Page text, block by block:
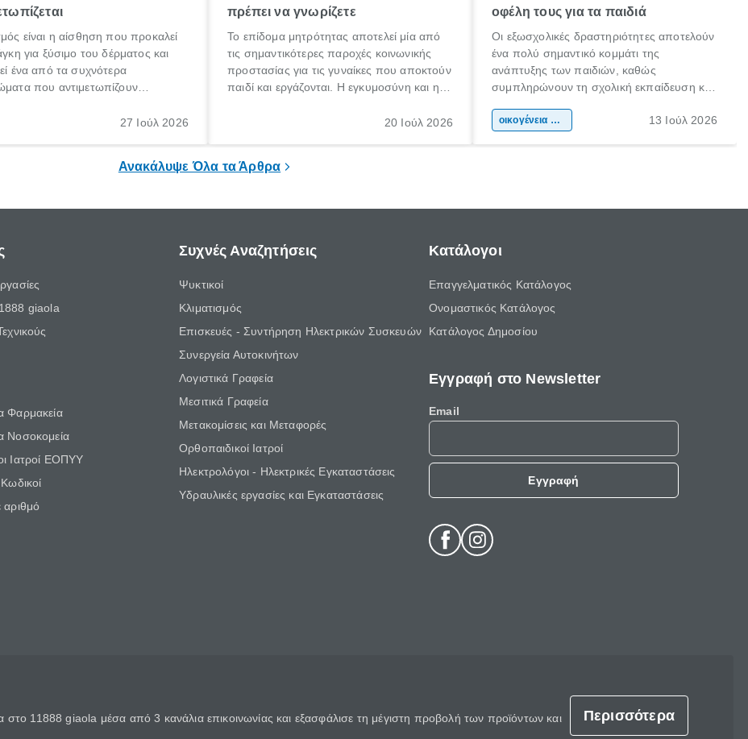
είναι η αίσθηση που προκαλεί
για ξύσιμο του δέρματος και
ένα από τα συχνότερα
που αντιμετωπίζουν
για το «κνησμός τι είναι»,
27 Ιούλ 2026
πρέπει να γνωρίζετε
Το επίδομα μητρότητας αποτελεί μία από
τις σημαντικότερες παροχές κοινωνικής
προστασίας για τις γυναίκες που αποκτούν
παιδί και εργάζονται. Η εγκυμοσύνη και η
σημαντική περίοδος στη ζωή κάθε20 Ιούλ 2026
οφέλη τους για τα παιδιά
Οι εξωσχολικές δραστηριότητες αποτελούν
ένα πολύ σημαντικό κομμάτι της
ανάπτυξης των παιδιών, καθώς
συμπληρώνουν τη σχολική εκπαίδευση και
της προσωπικότητας, της κοινωνικότητας
οικογένεια & παιδί 13 Ιούλ 2026
Ανακάλυψε Όλα τα Άρθρα
giaola
Φαρμακεία
Νοσοκομεία
Ιατροί ΕΟΠΥΥ
Συχνές Αναζητήσεις
Ψυκτικοί
Κλιματισμός
Επισκευές - Συντήρηση Ηλεκτρικών Συσκευών
Συνεργεία Αυτοκινήτων
Λογιστικά Γραφεία
Μεσιτικά Γραφεία
Μετακομίσεις και Μεταφορές
Ορθοπαιδικοί Ιατροί
Ηλεκτρολόγοι - Ηλεκτρικές Εγκαταστάσεις
Υδραυλικές εργασίες και Εγκαταστάσεις
Κατάλογοι
Επαγγελματικός Κατάλογος
Ονομαστικός Κατάλογος
Κατάλογος Δημοσίου
Εγγραφή στο Newsletter
Email
Εγγραφή
11888 giaola μέσα από 3 κανάλια επικοινωνίας και εξασφάλισε τη μέγιστη προβολή των προϊόντων και
Περισσότερα